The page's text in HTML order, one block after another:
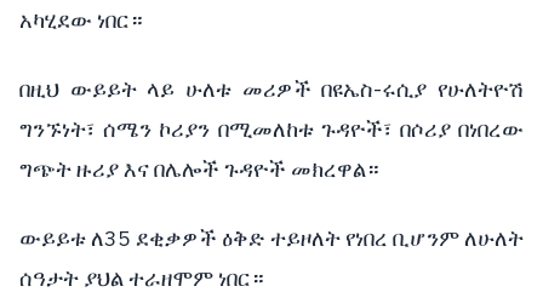
አካሂደው ነበር።
በዚህ ውይይት ላይ ሁለቱ መሪዎች በዩኤስ-ሩሲያ የሁለትዮሽ
ግንኙነት፣ ሰሜን ኮሪያን በሚመለከቱ ጉዳዮች፣ በሶሪያ በነበረው
ግጭት ዙሪያ እና በሌሎች ጉዳዮች መክረዋል።
ውይይቱ ለ35 ደቂቃዎች ዕቅድ ተይዞለት የነበረ ቢሆንም ለሁለት
ሰዓታት ያህል ተራዘሞም ነበር።